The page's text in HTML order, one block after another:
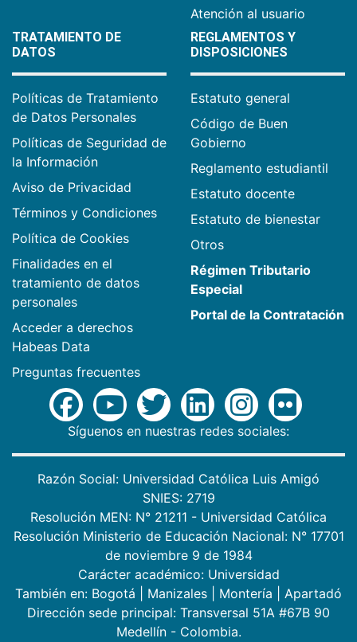
Atención al usuario
TRATAMIENTO DE
DATOS
Políticas de Tratamiento
de Datos Personales
Políticas de Seguridad de
la Información
Aviso de Privacidad
Términos y Condiciones
Política de Cookies
Finalidades en el
tratamiento de datos
personales
Acceder a derechos
Habeas Data
Preguntas frecuentes
REGLAMENTOS Y
DISPOSICIONES
Estatuto general
Código de Buen
Gobierno
Reglamento estudiantil
Estatuto docente
Estatuto de bienestar
Otros
Régimen Tributario
Especial
Portal de la Contratación
Síguenos en nuestras redes sociales:
Razón Social: Universidad Católica Luis Amigó
SNIES: 2719
Resolución MEN: N° 21211 - Universidad Católica
Resolución Ministerio de Educación Nacional: N° 17701
de noviembre 9 de 1984
Carácter académico: Universidad
También en: Bogotá Manizales Montería
Apartadó
Dirección sede principal: Transversal 51A #67B 90
Medellín - Colombia.